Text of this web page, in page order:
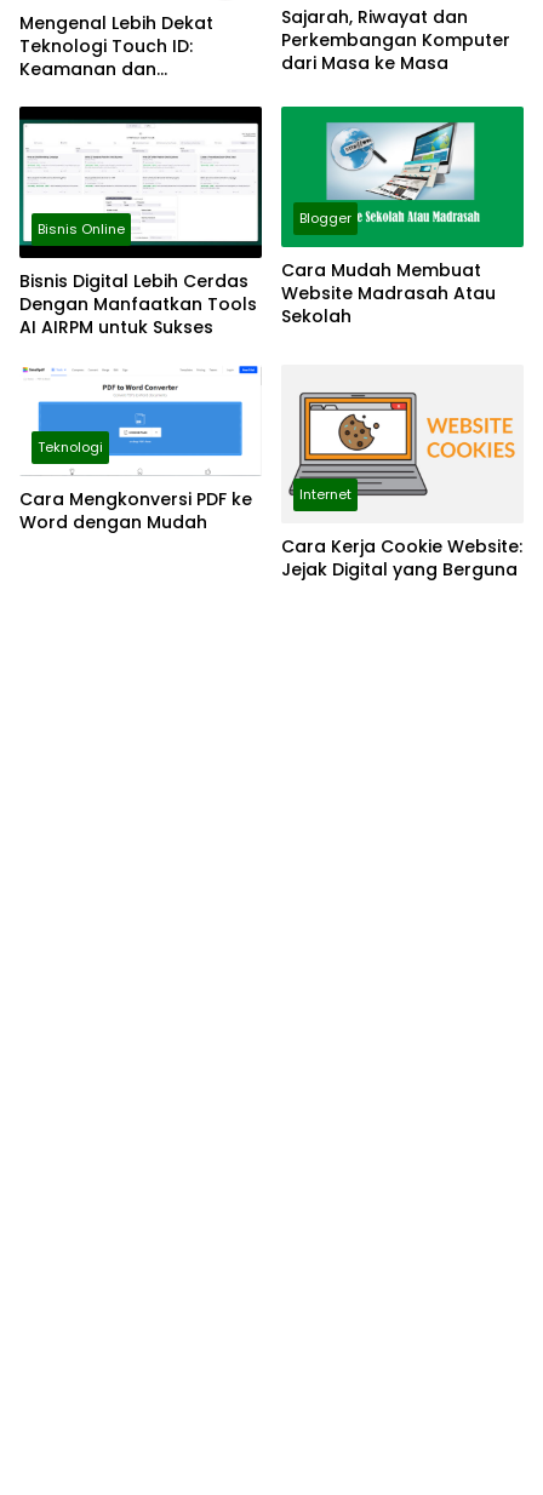
Mengenal Lebih Dekat
Teknologi Touch ID:
Keamanan dan
Sajarah, Riwayat dan
Perkembangan Komputer
dari Masa ke Masa
Bisnis Online
Bisnis Digital Lebih Cerdas
Dengan Manfaatkan Tools
AI AIRPM untuk Sukses
Blogger
Cara Mudah Membuat
Website Madrasah Atau
Sekolah
Teknologi
Cara Mengkonversi PDF ke
Word dengan Mudah
Internet
Cara Kerja Cookie Website:
Jejak Digital yang Berguna